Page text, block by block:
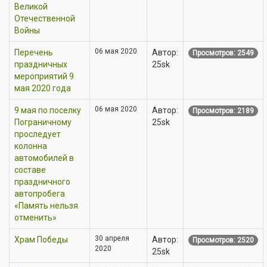
Великой
Отечественной
Войны
Перечень
праздничных
мероприятий 9
мая 2020 года
06 мая 2020
Автор:
25sk
Просмотров: 2549
9 мая по поселку
Пограничному
проследует
колонна
автомобилей в
составе
праздничного
автопробега
«Память нельзя
отменить»
06 мая 2020
Автор:
25sk
Просмотров: 2189
Храм Победы
30 апреля
2020
Автор:
25sk
Просмотров: 2520